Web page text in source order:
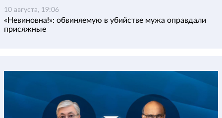
10 августа, 19:06
«Невиновна!»: обвиняемую в убийстве мужа оправдали
присяжные